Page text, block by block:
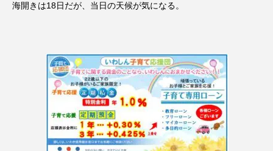
海開きは18日だが、当日の天候が気になる。